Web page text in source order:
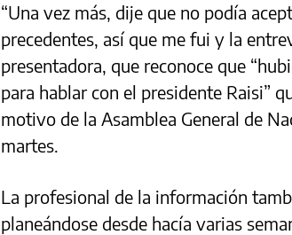
“Una vez más, dije que no podía
precedentes, así que me fui y la
presentadora, que reconoce que
para hablar con el presidente Raisi”
motivo de la Asamblea General de
martes.
La profesional de la información
planeándose desde hacía varias